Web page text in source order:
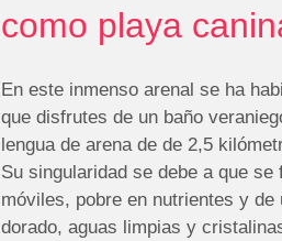
como playa
En este inmenso arenal se ha
que disfrutes de un baño
lengua de arena de de 2,5
Su singularidad se debe a que
móviles, pobre en nutrientes y
dorado, aguas limpias y